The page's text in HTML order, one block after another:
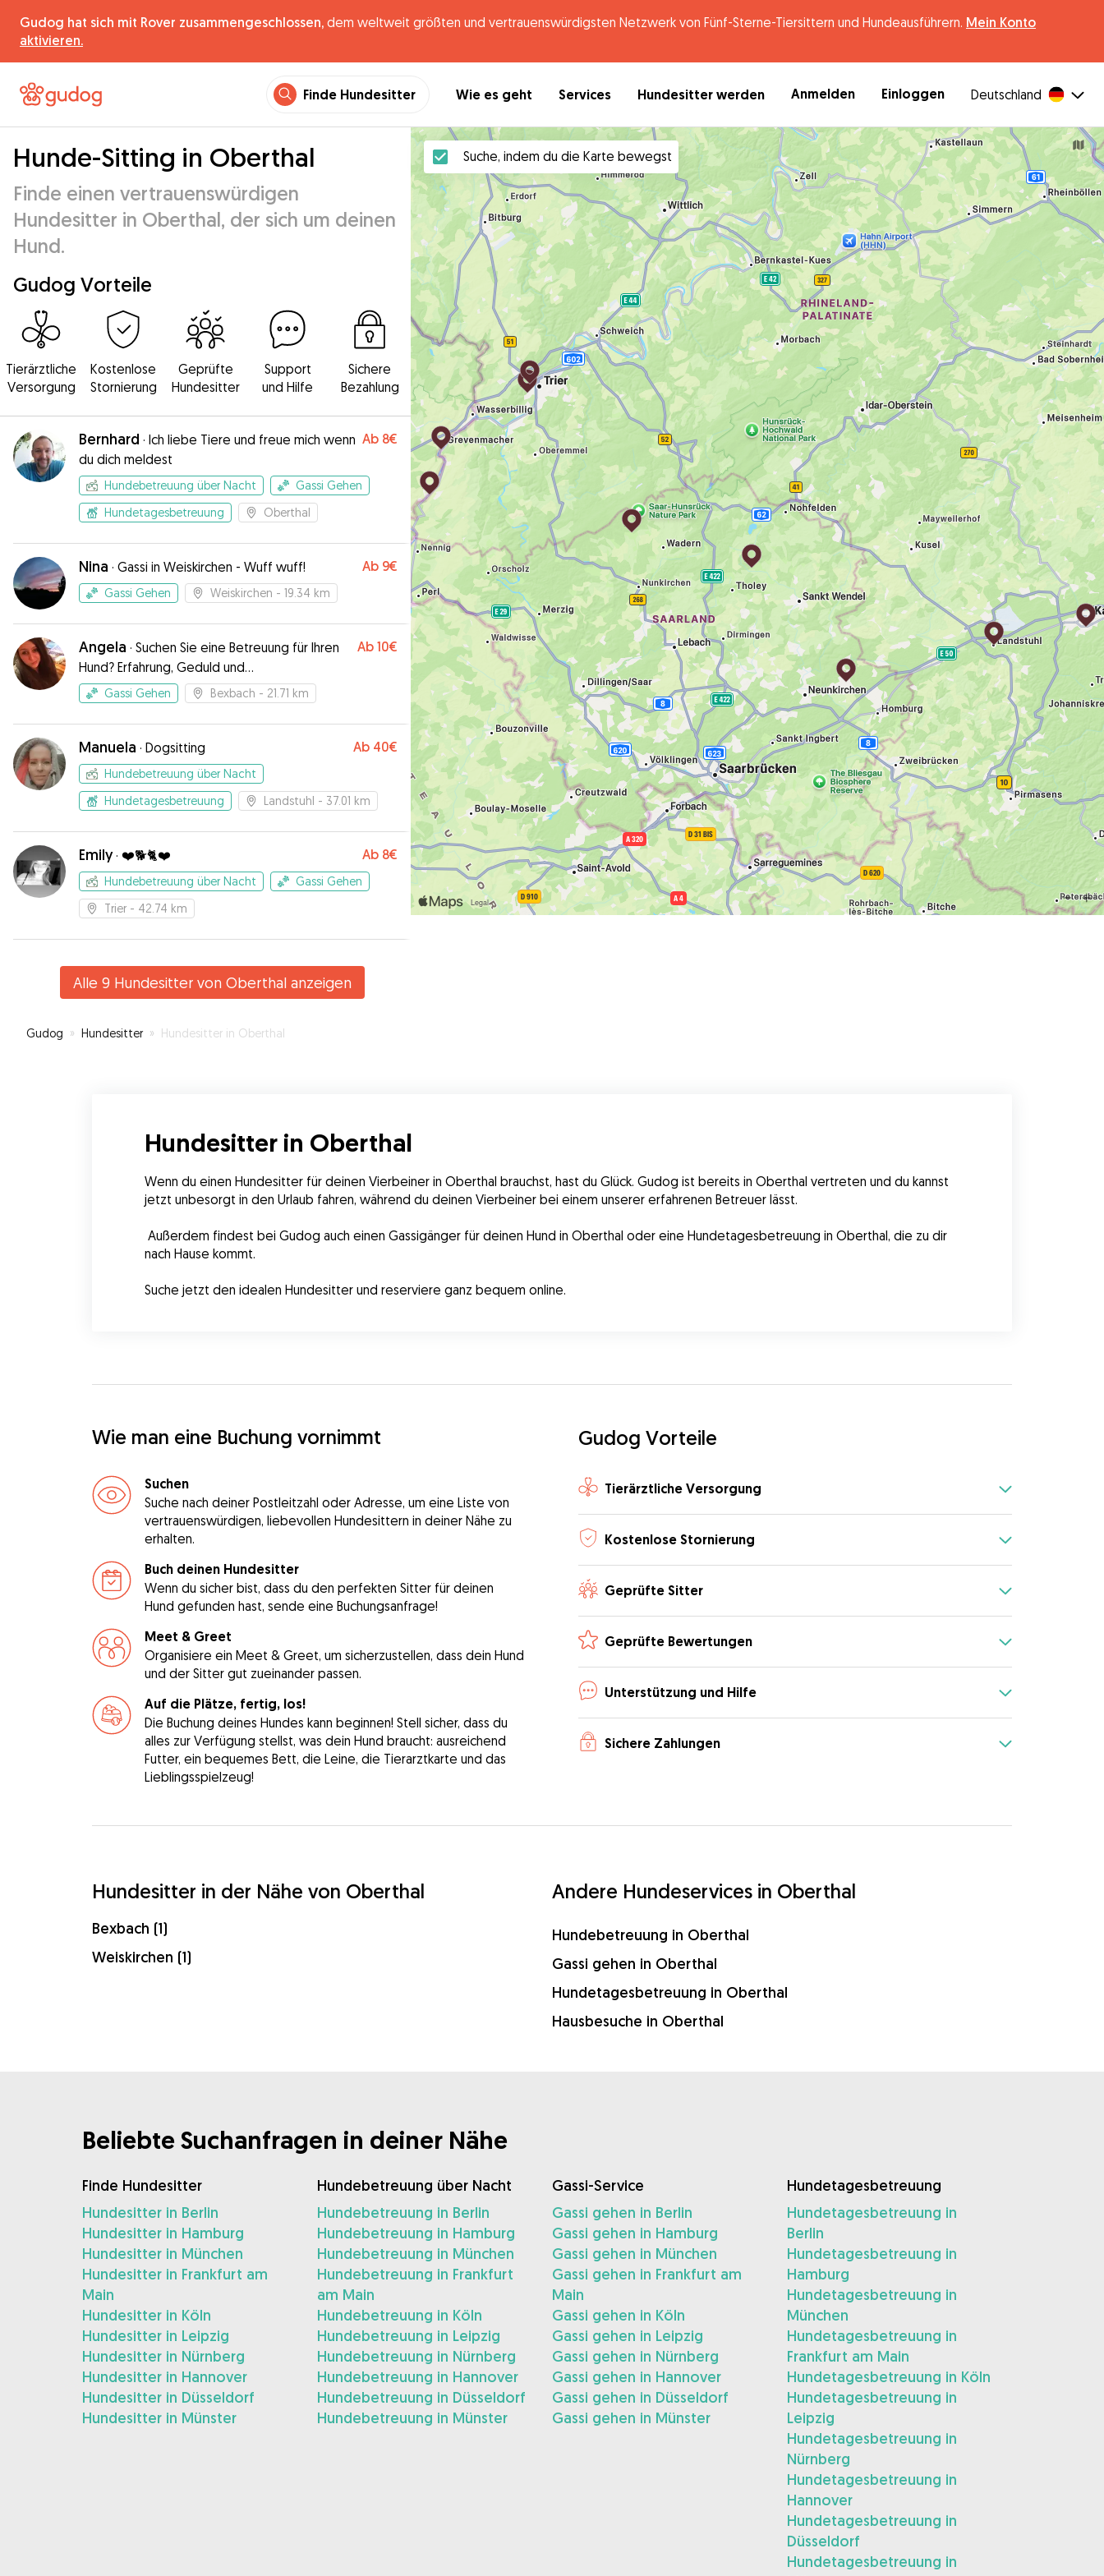
Gudog hat sich mit Rover zusammengeschlossen, dem weltweit größten und vertrauenswürdigsten Netzwerk von Fünf-Sterne-Tiersittern und Hundeausführern. Mein Konto
aktivieren.
Finde Hundesitter Wie es geht Services Hundesitter werden Anmelden Einloggen Deutschland
Hunde-Sitting in Oberthal
Finde einen vertrauenswürdigen
Hundesitter in Oberthal, der sich um deinen
Hund.
Gudog Vorteile
Tierärztliche
Versorgung
Kostenlose
Stornierung
Geprüfte
Hundesitter
Support
und Hilfe
Sichere
Bezahlung
Bernhard · Ich liebe Tiere und freue mich wenn
du dich meldest
Ab 8€
Hundebetreuung über Nacht
Gassi Gehen
Hundetagesbetreuung
Oberthal
Nina · Gassi in Weiskirchen - Wuff wuff! Ab 9€
Gassi Gehen Weiskirchen - 19.34 km
Angela · Suchen Sie eine Betreuung für Ihren
Hund? Erfahrung, Geduld und
Einfühlungsvermögen.
Ab 10€
Gassi Gehen Bexbach - 21.71 km
Manuela · Dogsitting Ab 40€
Hundebetreuung über Nacht
Hundetagesbetreuung
Landstuhl - 37.01 km
Emily· ❤️🐕🐈❤️ Ab 8€
Hundebetreuung über Nacht
Gassi Gehen
Trier - 42.74 km
Alle 9 Hundesitter von Oberthal anzeigen
Gudog » Hundesitter » Hundesitter in Oberthal
Suche, indem du die Karte bewegst
Hundesitter in Oberthal
Wenn du einen Hundesitter für deinen Vierbeiner in Oberthal brauchst, hast du Glück. Gudog ist bereits in Oberthal vertreten und du kannst
jetzt unbesorgt in den Urlaub fahren, während du deinen Vierbeiner bei einem unserer erfahrenen Betreuer lässt.
nach Hause kommt.
Suche jetzt den idealen Hundesitter und reserviere ganz bequem online.
Wie man eine Buchung vornimmt
Suchen
Suche nach deiner Postleitzahl oder Adresse, um eine Liste von
vertrauenswürdigen, liebevollen Hundesittern in deiner Nähe zu
erhalten.
Buch deinen Hundesitter
Wenn du sicher bist, dass du den perfekten Sitter für deinen
Hund gefunden hast, sende eine Buchungsanfrage!
Meet & Greet
Organisiere ein Meet & Greet, um sicherzustellen, dass dein Hund
und der Sitter gut zueinander passen.
Auf die Plätze, fertig, los!
Die Buchung deines Hundes kann beginnen! Stell sicher, dass du
alles zur Verfügung stellst, was dein Hund braucht: ausreichend
Futter, ein bequemes Bett, die Leine, die Tierarztkarte und das
Lieblingsspielzeug!
Gudog Vorteile
Tierärztliche Versorgung
Kostenlose Stornierung
Geprüfte Sitter
Geprüfte Bewertungen
Unterstützung und Hilfe
Sichere Zahlungen
Hundesitter in der Nähe von Oberthal
Bexbach (1)
Weiskirchen (1)
Andere Hundeservices in Oberthal
Hundebetreuung in Oberthal
Gassi gehen in Oberthal
Hundetagesbetreuung in Oberthal
Hausbesuche in Oberthal
Beliebte Suchanfragen in deiner Nähe
Finde Hundesitter
Hundesitter in Berlin
Hundesitter in Hamburg
Hundesitter in München
Hundesitter in Frankfurt am
Main
Hundesitter in Köln
Hundesitter in Leipzig
Hundesitter in Nürnberg
Hundesitter in Hannover
Hundesitter in Düsseldorf
Hundesitter in Münster
Hundebetreuung über Nacht
Hundebetreuung in Berlin
Hundebetreuung in Hamburg
Hundebetreuung in München
Hundebetreuung in Frankfurt
am Main
Hundebetreuung in Köln
Hundebetreuung in Leipzig
Hundebetreuung in Nürnberg
Hundebetreuung in Hannover
Hundebetreuung in Düsseldorf
Hundebetreuung in Münster
Gassi-Service
Gassi gehen in Berlin
Gassi gehen in Hamburg
Gassi gehen in München
Gassi gehen in Frankfurt am
Main
Gassi gehen in Köln
Gassi gehen in Leipzig
Gassi gehen in Nürnberg
Gassi gehen in Hannover
Gassi gehen in Düsseldorf
Gassi gehen in Münster
Hundetagesbetreuung
Hundetagesbetreuung in
Berlin
Hundetagesbetreuung in
Hamburg
Hundetagesbetreuung in
München
Hundetagesbetreuung in
Frankfurt am Main
Hundetagesbetreuung in Köln
Hundetagesbetreuung in
Leipzig
Hundetagesbetreuung in
Nürnberg
Hundetagesbetreuung in
Hannover
Hundetagesbetreuung in
Düsseldorf
Hundetagesbetreuung in